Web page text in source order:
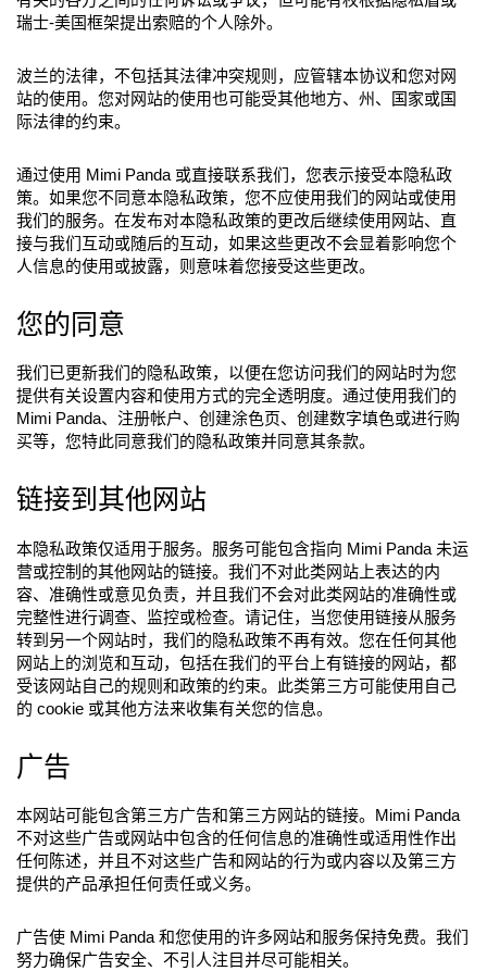
瑞士-美国框架提出索赔的个人除外。
波兰的法律，不包括其法律冲突规则，应管辖本协议和您对网
站的使用。您对网站的使用也可能受其他地方、州、国家或国
际法律的约束。
通过使用 Mimi Panda 或直接联系我们，您表示接受本隐私政
策。如果您不同意本隐私政策，您不应使用我们的网站或使用
我们的服务。在发布对本隐私政策的更改后继续使用网站、直
接与我们互动或随后的互动，如果这些更改不会显着影响您个
人信息的使用或披露，则意味着您接受这些更改。
您的同意
我们已更新我们的隐私政策，以便在您访问我们的网站时为您
提供有关设置内容和使用方式的完全透明度。通过使用我们的
Mimi Panda、注册帐户、创建涂色页、创建数字填色或进行购
买等，您特此同意我们的隐私政策并同意其条款。
链接到其他网站
本隐私政策仅适用于服务。服务可能包含指向 Mimi Panda 未运
营或控制的其他网站的链接。我们不对此类网站上表达的内
容、准确性或意见负责，并且我们不会对此类网站的准确性或
完整性进行调查、监控或检查。请记住，当您使用链接从服务
转到另一个网站时，我们的隐私政策不再有效。您在任何其他
网站上的浏览和互动，包括在我们的平台上有链接的网站，都
受该网站自己的规则和政策的约束。此类第三方可能使用自己
的 cookie 或其他方法来收集有关您的信息。
广告
本网站可能包含第三方广告和第三方网站的链接。Mimi Panda
不对这些广告或网站中包含的任何信息的准确性或适用性作出
任何陈述，并且不对这些广告和网站的行为或内容以及第三方
提供的产品承担任何责任或义务。
广告使 Mimi Panda 和您使用的许多网站和服务保持免费。我们
努力确保广告安全、不引人注目并尽可能相关。